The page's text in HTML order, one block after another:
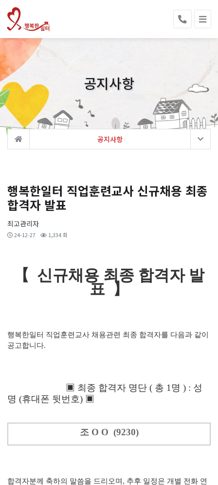
공지사항
공지사항
행복한일터 직업훈련교사 신규채용 최종
합격자 발표
최고관리자
24-12-27 1,334 회
【 신규채용 최종 합격자 발
표 】
행복한일터 직업훈련교사 채용관련 최종 합격자를 다음과 같이
공고합니다.
▣ 최종 합격자 명단 ( 총 1명 ) : 성
명 (휴대폰 뒷번호) ▣
조 O O (9230)
합격자분께 축하의 말씀을 드리오며, 추후 일정은 개별 전화 연